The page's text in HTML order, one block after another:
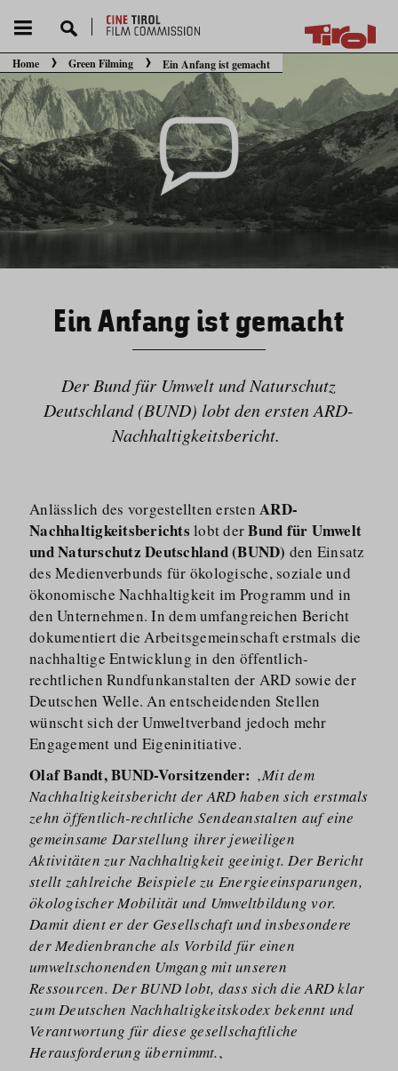
Sie befinden sich hier:
Home Green Filming Ein Anfang ist gemacht
Ein Anfang ist gemacht
Der Bund für Umwelt und Naturschutz
Deutschland (BUND) lobt den ersten ARD-
Nachhaltig­keitsbericht.
Anlässlich des vorgestellten erstenARD-
Nachhaltigkeitsberichts lobt derBund für Umwelt
und Naturschutz Deutschland (BUND) den Einsatz
des Medienverbunds für ökologische, soziale und
ökonomische Nachhaltigkeit im Programm und in
den Unternehmen. In dem umfangreichen Bericht
dokumentiert die Arbeitsge­meinschaft erstmals die
nachhaltige Entwicklung in den öffentlich-
rechtlichen Rundfunk­anstalten der ARD sowie der
Deutschen Welle. An entscheidenden Stellen
wünscht sich der Umweltverband jedoch mehr
Engagement und Eigeninitiative.
Olaf Bandt, BUND-Vorsitzender: ‚Mit dem
Nachhaltigkeitsbericht der ARD haben sich erstmals
zehn öffentlich-rechtliche Sendeanstalten auf eine
gemeinsame Darstellung ihrer jeweiligen
Aktivitäten zur Nachhaltigkeit geeinigt. Der Bericht
stellt zahlreiche Beispiele zu Energieeinsparungen,
ökologischer Mobilität und Umweltbildung vor.
Damit dient er der Gesellschaft und insbesondere
der Medienbranche als Vorbild für einen
umweltschonenden Umgang mit unseren
Ressourcen. Der BUND lobt, dass sich die ARD klar
zum Deutschen Nachhaltigkeitskodex bekennt und
Verantwortung für diese gesellschaftliche
Herausforderung übernimmt.‚